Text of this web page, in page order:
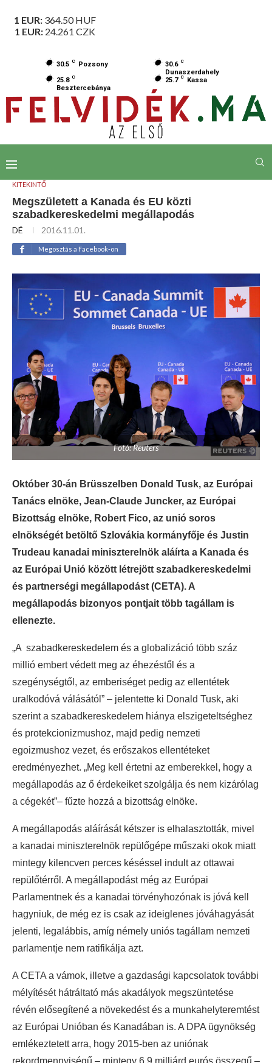
1 EUR: 364.50HUF
1 EUR: 24.261 CZK
30.5 C Pozsony 30.6 C
Dunaszerdahely
25.8 C
Besztercebánya
25.7 C Kassa
KITEKINTŐ
Megszületett a Kanada és EU közti
szabadkereskedelmi megállapodás
DÉ 2016.11.01.
Megosztás a Facebook-on
Fotó: Reuters
Október 30-án Brüsszelben Donald Tusk, az Európai
Tanács elnöke, Jean-Claude Juncker, az Európai
Bizottság elnöke, Robert Fico, az unió soros
elnökségét betöltő Szlovákia kormányfője és Justin
Trudeau kanadai miniszterelnök aláírta a Kanada és
az Európai Unió között létrejött szabadkereskedelmi
és partnerségi megállapodást (CETA). A
megállapodás bizonyos pontjait több tagállam is
ellenezte.
„A szabadkereskedelem és a globalizáció több száz
millió embert védett meg az éhezéstől és a
szegénységtől, az emberiséget pedig az ellentétek
uralkodóvá válásától” – jelentette ki Donald Tusk, aki
szerint a szabadkereskedelem hiánya elszigeteltséghez
és protekcionizmushoz, majd pedig nemzeti
egoizmushoz vezet, és erőszakos ellentéteket
eredményezhet. „Meg kell értetni az emberekkel, hogy a
megállapodás az ő érdekeiket szolgálja és nem kizárólag
a cégekét”– fűzte hozzá a bizottság elnöke.
A megállapodás aláírását kétszer is elhalasztották, mivel
a kanadai miniszterelnök repülőgépe műszaki okok miatt
mintegy kilencven perces késéssel indult az ottawai
repülőtérről. A megállapodást még az Európai
Parlamentnek és a kanadai törvényhozónak is jóvá kell
hagyniuk, de még ez is csak az ideiglenes jóváhagyását
jelenti, legalábbis, amíg némely uniós tagállam nemzeti
parlamentje nem ratifikálja azt.
A CETA a vámok, illetve a gazdasági kapcsolatok további
mélyítését hátráltató más akadályok megszüntetése
révén elősegítené a növekedést és a munkahelyteremtést
az Európai Unióban és Kanadában is. A DPA ügynökség
emlékeztetett arra, hogy 2015-ben az uniónak
rekordmennyiségű – mintegy 6,9 milliárd eurós összegű –